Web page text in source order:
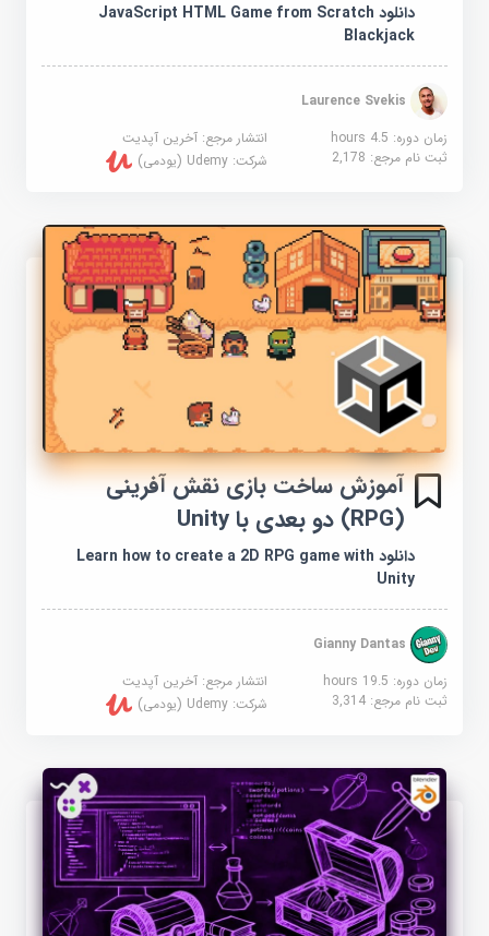
دانلود JavaScript HTML Game from Scratch
Blackjack
Laurence Svekis
زمان دوره: 4.5 hours
انتشار مرجع:آخرین آپدیت
ثبت نام مرجع:2,178 شرکت:Udemy (یودمی)
آموزش ساخت بازی نقش آفرینی
(RPG) دو بعدی با Unity
دانلود Learn how to create a 2D RPG game with
Unity
Gianny Dantas
زمان دوره: 19.5 hours
انتشار مرجع:آخرین آپدیت
ثبت نام مرجع:3,314 شرکت:Udemy (یودمی)